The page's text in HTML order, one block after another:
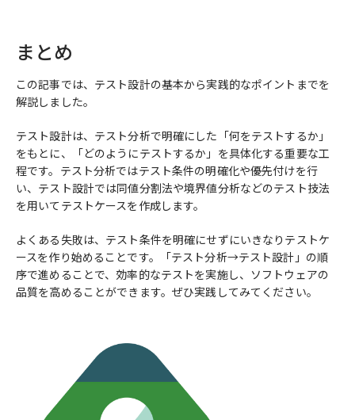
まとめ
この記事では、テスト設計の基本から実践的なポイントまでを
解説しました。
テスト設計は、テスト分析で明確にした「何をテストするか」
をもとに、「どのようにテストするか」を具体化する重要な工
程です。テスト分析ではテスト条件の明確化や優先付けを行
い、テスト設計では同値分割法や境界値分析などのテスト技法
を用いてテストケースを作成します。
よくある失敗は、テスト条件を明確にせずにいきなりテストケ
ースを作り始めることです。「テスト分析→テスト設計」の順
序で進めることで、効率的なテストを実施し、ソフトウェアの
品質を高めることができます。ぜひ実践してみてください。